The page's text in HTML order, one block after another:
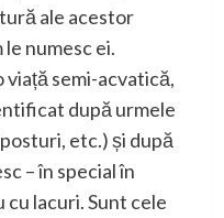
ale acestor
numesc ei.
viață semi-acvatică,
după urmele
etc.) și după
– în special în
cu lacuri. Sunt cele